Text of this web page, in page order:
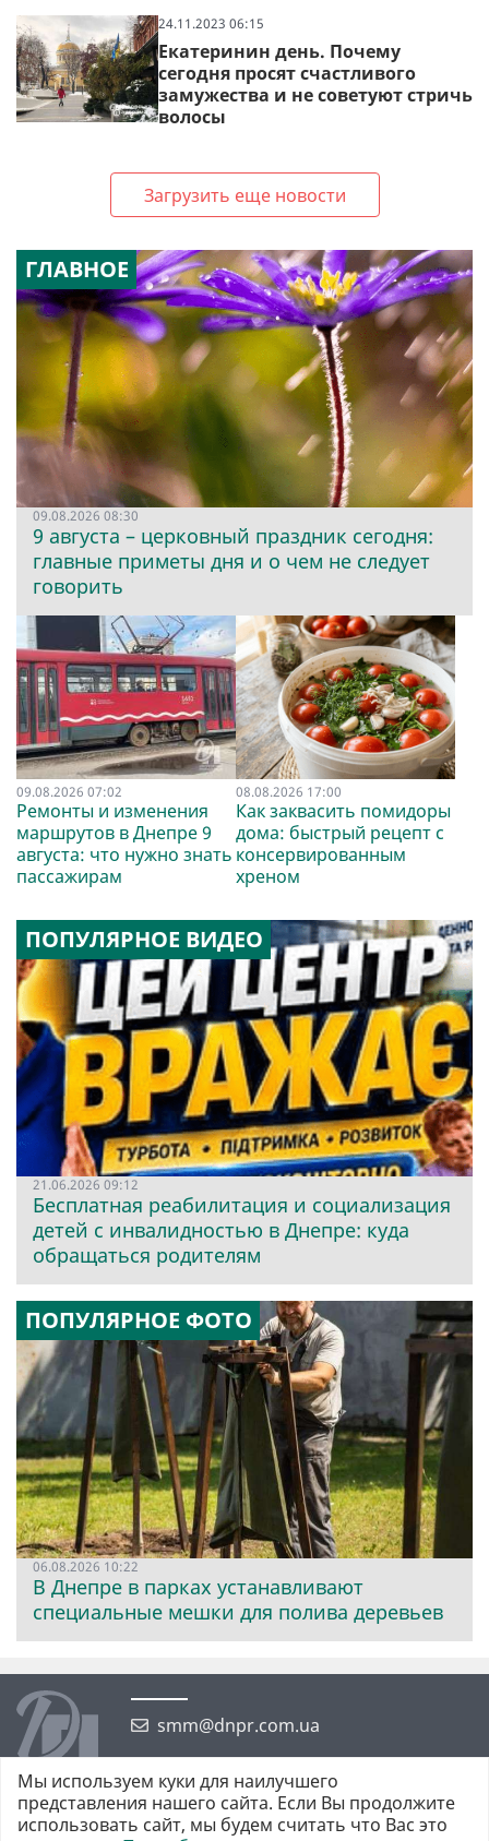
24.11.2023 06:15
Екатеринин день. Почему
сегодня просят счастливого
замужества и не советуют стричь
волосы
Загрузить еще новости
ГЛАВНОЕ
09.08.2026 08:30
9 августа – церковный праздник сегодня:
главные приметы дня и о чем не следует
говорить
09.08.2026 07:02
Ремонты и изменения
маршрутов в Днепре 9
августа: что нужно знать
пассажирам
08.08.2026 17:00
Как заквасить помидоры
дома: быстрый рецепт с
консервированным
хреном
ПОПУЛЯРНОЕ ВИДЕО
21.06.2026 09:12
Бесплатная реабилитация и социализация
детей с инвалидностью в Днепре: куда
обращаться родителям
ПОПУЛЯРНОЕ ФОТО
06.08.2026 10:22
В Днепре в парках устанавливают
специальные мешки для полива деревьев
smm@dnpr.com.ua
Мы используем куки для наилучшего
представления нашего сайта. Если Вы продолжите
использовать сайт, мы будем считать что Вас это